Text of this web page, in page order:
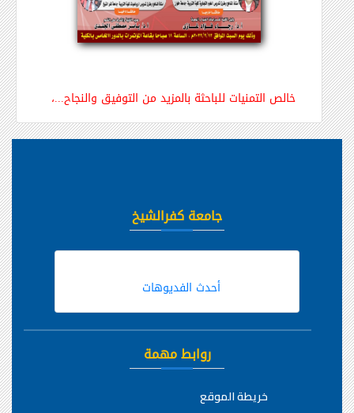
خالص التمنيات للباحثة بالمزيد من التوفيق والنجاح...،
جامعة كفرالشيخ
أحدث الفديوهات
روابط مهمة
خريطة الموقع